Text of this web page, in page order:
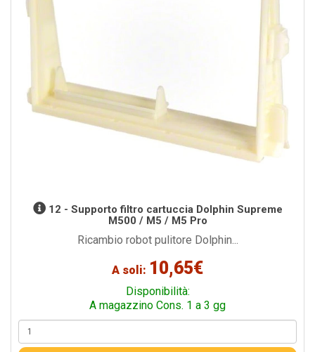
12 - Supporto filtro cartuccia Dolphin Supreme
M500 / M5 / M5 Pro
Ricambio robot pulitore Dolphin...
A soli: 10,65€
Disponibilità:
A magazzino Cons. 1 a 3 gg